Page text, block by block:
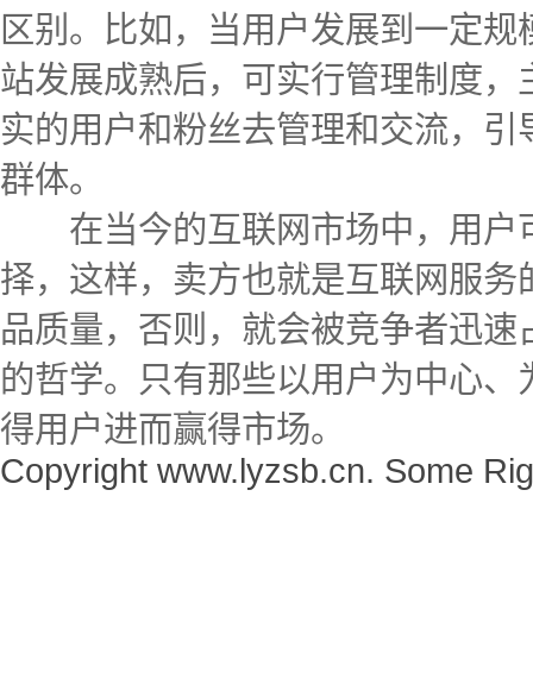
区别。比如，当用户发展到一定
站发展成熟后，可实行管理制度
实的用户和粉丝去管理和交流，
群体。
在当今的互联网市场中，用户
择，这样，卖方也就是互联网服
品质量，否则，就会被竞争者迅
的哲学。只有那些以用户为中心
得用户进而赢得市场。
Copyright www.lyzsb.cn. Some